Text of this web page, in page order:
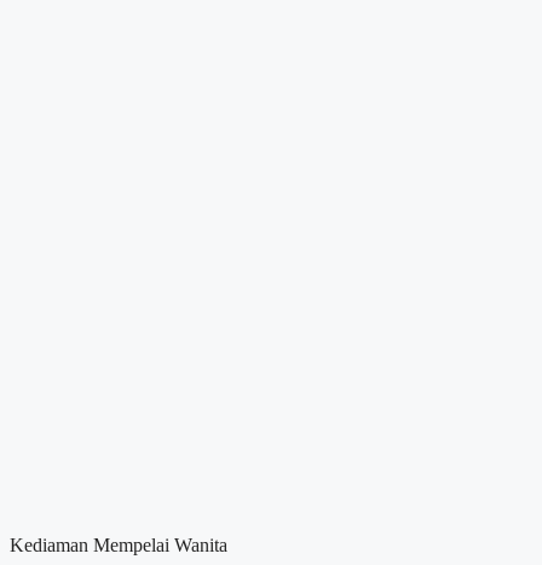
Kediaman Mempelai Wanita